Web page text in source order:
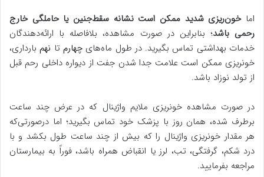
اماخون‌ریزی شدید ممکن است نشانه سقط‌جنین یا حاملگی خارج
رحمی باشد؛ بنابراین در صورت مشاهده، بلافاصله با ارائه‌دهندگان
خدمات بهداشتی تماس بگیرید. در طول ماه‌هایچهارم تا نهم بارداری،
خونریزی ممکن است علامت جدا شدن جفت از دیواره داخلی رحم قبل
از تولد نوزاد باشد.
در صورت مشاهده خونریزی ملایم واژینال که در عرض چند ساعت
برطرف شده، همان روز با پزشک خود تماس بگیرید؛ اما درصورتی‌که
هر مقدار خونریزی واژینال را که بیش از چند ساعت طول بکشد و با
درد شکم، گرفتگی، تب، لرز یا انقباض همراه باشد، فوراً به بیمارستان
مراجعه بفرمایید.